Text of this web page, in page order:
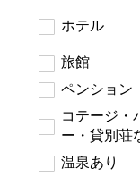
ホテル
旅館
ペンション
コテージ・
ー・貸別荘
温泉あり